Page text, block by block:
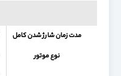
مدت زمان شارژ شدن کامل
نوع موتور